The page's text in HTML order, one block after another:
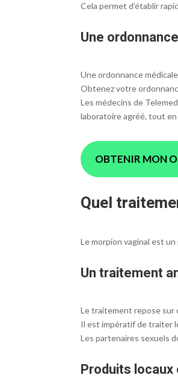
Cela permet d’établir
Une
Une ordonnance
Obtenez votre
Les médecins de
laboratoire agréé, tout
OBTENIR MON
Quel
Le morpion vaginal est
Un traitement
Le traitement repose sur
Il est impératif de traiter
Les partenaires sexuels
Produits